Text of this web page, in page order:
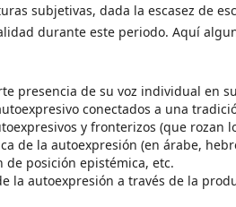
subjetivas, dada la escasez de
durante este periodo. Aquí
presencia de su voz individual en
conectados a una
y fronterizos (que rozan
de la autoexpresión (en árabe,
de posición epistémica, etc.
la autoexpresión a través de la